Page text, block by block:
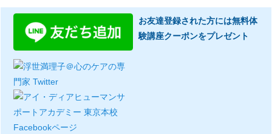
お友達登録された方には無料体
験講座クーポンをプレゼント